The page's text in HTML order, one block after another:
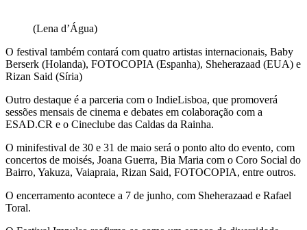
(Lena d’Água)
O festival também contará com quatro artistas internacionais, Baby
Berserk (Holanda), FOTOCOPIA (Espanha), Sheherazaad (EUA) e
Rizan Said (Síria)
Outro destaque é a parceria com o IndieLisboa, que promoverá
sessões mensais de cinema e debates em colaboração com a
ESAD.CR e o Cineclube das Caldas da Rainha.
O minifestival de 30 e 31 de maio será o ponto alto do evento, com
concertos de moisés, Joana Guerra, Bia Maria com o Coro Social do
Bairro, Yakuza, Vaiapraia, Rizan Said, FOTOCOPIA, entre outros.
O encerramento acontece a 7 de junho, com Sheherazaad e Rafael
Toral.